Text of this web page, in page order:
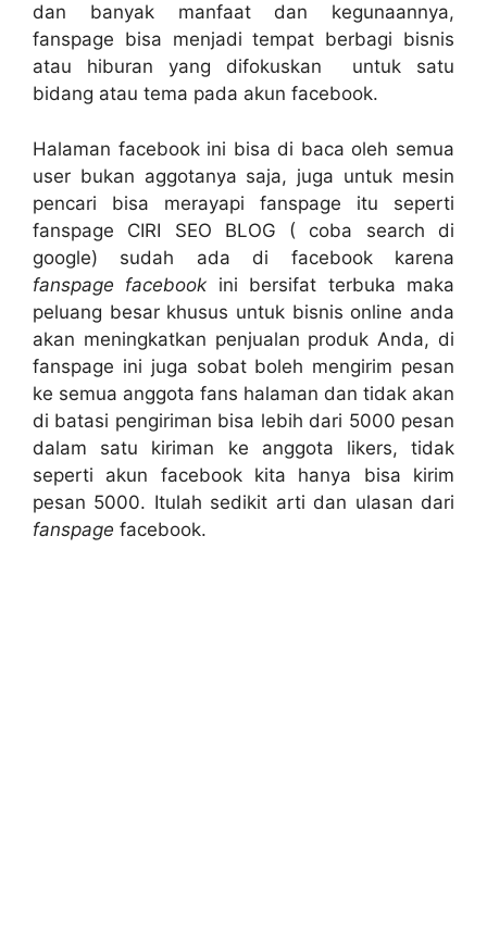
dan banyak manfaat dan kegunaannya,
fanspage bisa menjadi tempat berbagi bisnis
atau hiburan yang difokuskan untuk satu
bidang atau tema pada akun facebook.
Halaman facebook ini bisa di baca oleh semua
user bukan aggotanya saja, juga untuk mesin
pencari bisa merayapi fanspage itu seperti
fanspage CIRI SEO BLOG ( coba search di
google) sudah ada di facebook karena
fanspage facebook ini bersifat terbuka maka
peluang besar khusus untuk bisnis online anda
akan meningkatkan penjualan produk Anda, di
fanspage ini juga sobat boleh mengirim pesan
ke semua anggota fans halaman dan tidak akan
di batasi pengiriman bisa lebih dari 5000 pesan
dalam satu kiriman ke anggota likers, tidak
seperti akun facebook kita hanya bisa kirim
pesan 5000. Itulah sedikit arti dan ulasan dari
fanspage facebook.